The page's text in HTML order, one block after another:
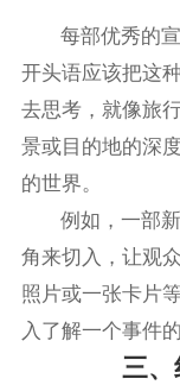
每部优秀的
开头语应该把这
去思考，就像旅
景或目的地的深
的世界。
例如，一部
角来切入，让观
照片或一张卡片
入了解一个事件
三